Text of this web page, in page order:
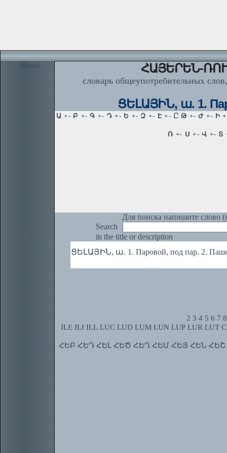
Home ՀԱՅԵՐԵՆ-
словарь общеупотребительных
ՑԵԼԱՅԻՆ, ա. 1.
Для поиска напишите слово
Search
in the title or description
ՑԵԼԱՅԻՆ, ա. 1. Паровой, под пар. 2.
2 3 4 5 6 7 8
ILE ILI ILL LUC LUD LUM LUN LUP LUR LUT
ՀԵԲ ՀԵԴ ՀԵԼ ՀԵԾ ՀԵՂ ՀԵՄ ՀԵՅ ՀԵՆ ՀԵՇ